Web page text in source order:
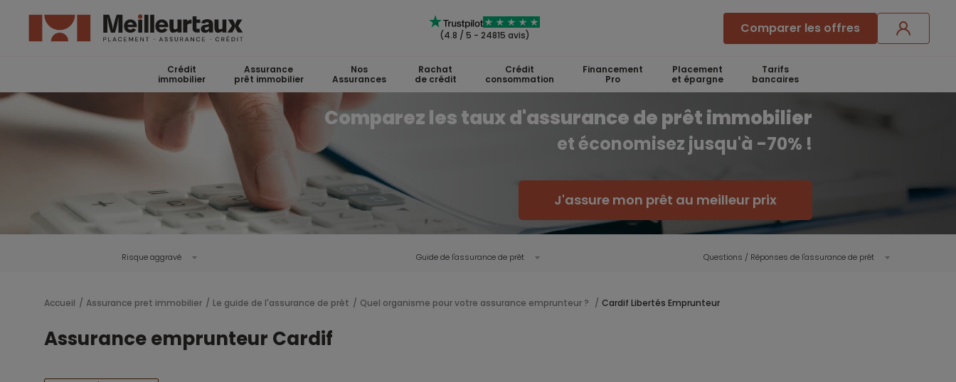
(4.8 / 5 - 24815 avis) Comparer les offres
Crédit
immobilier
Assurance
prêt immobilier
Nos
Assurances
Rachat
de crédit
Crédit
consommation
Financement
Pro
Placement
et épargne
Tarifs
bancaires
Comparez les taux d'assurance de prêt immobilier
et économisez jusqu'à -70% !
J'assure mon prêt au meilleur prix
Risque aggravé Guide de l'assurance de prêt Questions / Réponses de l'assurance de prêt
Accueil Assurance pret immobilier Le guide de l'assurance de prêt Quel organisme pour votre assurance emprunteur ? Cardif Libertés Emprunteur
Assurance emprunteur Cardif